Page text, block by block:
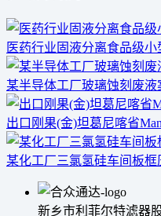
医药行业固液分离食品级小
某半导体工厂玻璃蚀刻废液
出口刚果(金)坦葛尼喀省
某化工厂三氯氢硅车间板框
新乡市利菲尔特滤器